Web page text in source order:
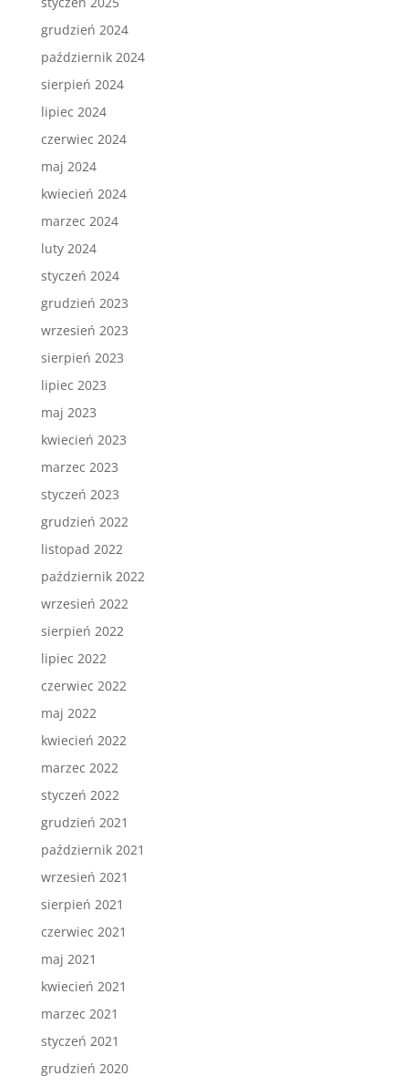
grudzień 2024
październik 2024
sierpień 2024
lipiec 2024
czerwiec 2024
maj 2024
kwiecień 2024
marzec 2024
luty 2024
styczeń 2024
grudzień 2023
wrzesień 2023
sierpień 2023
lipiec 2023
maj 2023
kwiecień 2023
marzec 2023
styczeń 2023
grudzień 2022
listopad 2022
październik 2022
wrzesień 2022
sierpień 2022
lipiec 2022
czerwiec 2022
maj 2022
kwiecień 2022
marzec 2022
styczeń 2022
grudzień 2021
październik 2021
wrzesień 2021
sierpień 2021
czerwiec 2021
maj 2021
kwiecień 2021
marzec 2021
styczeń 2021
grudzień 2020